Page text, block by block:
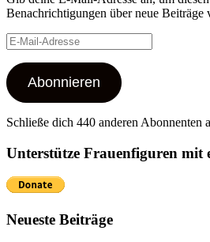
Benachrichtigungen über neue Beiträge
E-
Mail-
Adresse
Abonnieren
Schließe dich 440 anderen Abonnenten
Unterstütze Frauenfiguren mit
Neueste Beiträge